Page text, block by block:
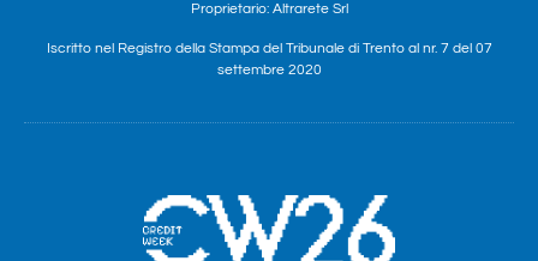
Proprietario: Altrarete Srl
Iscritto nel Registro della Stampa del Tribunale di Trento al nr. 7 del 07
settembre 2020